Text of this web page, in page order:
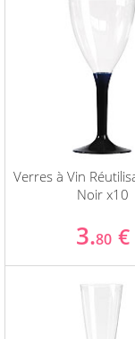
Verres à Vin
Noir x10
3.80 €